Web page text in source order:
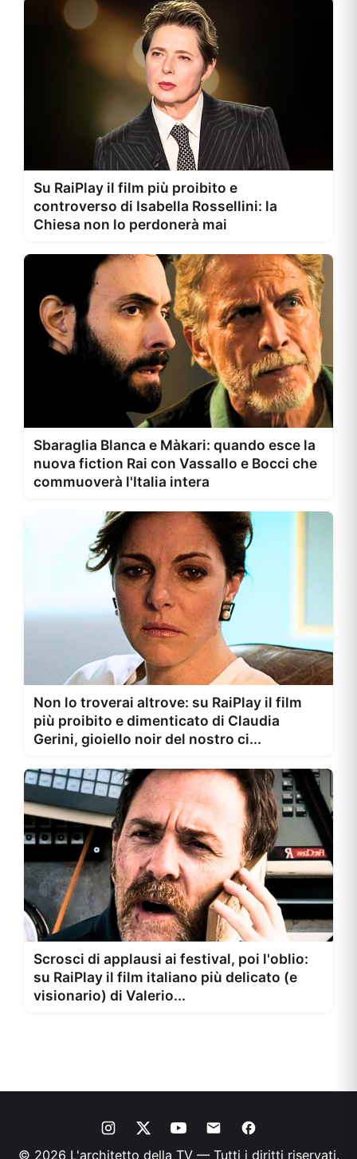
Su RaiPlay il film più proibito e
controverso di Isabella Rossellini: la
Chiesa non lo perdonerà mai
Sbaraglia Blanca e Màkari: quando esce la
nuova fiction Rai con Vassallo e Bocci che
commuoverà l'Italia intera
Non lo troverai altrove: su RaiPlay il film
più proibito e dimenticato di Claudia
Gerini, gioiello noir del nostro ci...
Scrosci di applausi ai festival, poi l'oblio:
su RaiPlay il film italiano più delicato (e
visionario) di Valerio...
© 2026 L'architetto della TV — Tutti i diritti riservati.